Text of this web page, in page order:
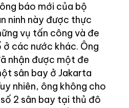
báo mới của bộ
ninh này được thực
vụ tấn công và đe
các nước khác. Ông
nhận được một đe
sân bay ở Jakarta
nhiên, ông không cho
2 sân bay tại thủ đô